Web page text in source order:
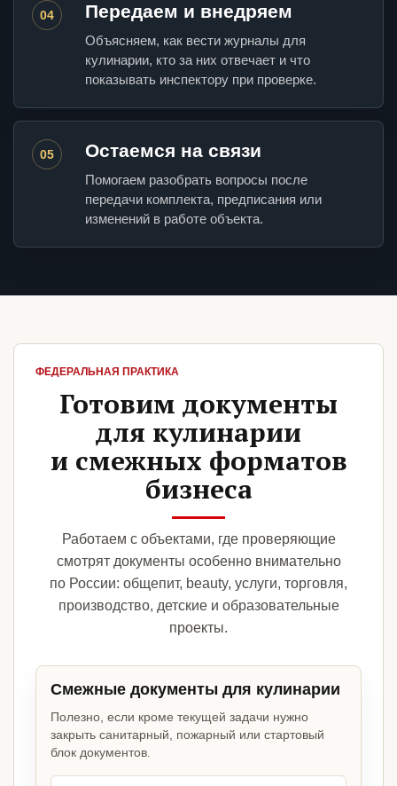
04 Передаем и внедряем
Объясняем, как вести журналы для
кулинарии, кто за них отвечает и что
показывать инспектору при проверке.
05 Остаемся на связи
Помогаем разобрать вопросы после
передачи комплекта, предписания или
изменений в работе объекта.
ФЕДЕРАЛЬНАЯ ПРАКТИКА
Готовим документы
для кулинарии
и смежных форматов
бизнеса
Работаем с объектами, где проверяющие
смотрят документы особенно внимательно
по России: общепит, beauty, услуги, торговля,
производство, детские и образовательные
проекты.
Смежные документы для кулинарии
Полезно, если кроме текущей задачи нужно
закрыть санитарный, пожарный или стартовый
блок документов.